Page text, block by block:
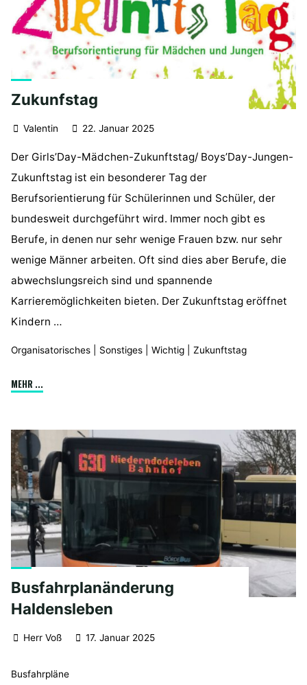
Zukunfstag
Valentin 22. Januar 2025
Der Girls’Day-Mädchen-Zukunftstag/ Boys’Day-Jungen-
Zukunftstag ist ein besonderer Tag der
Berufsorientierung für Schülerinnen und Schüler, der
bundesweit durchgeführt wird. Immer noch gibt es
Berufe, in denen nur sehr wenige Frauen bzw. nur sehr
wenige Männer arbeiten. Oft sind dies aber Berufe, die
abwechslungsreich sind und spannende
Karrieremöglichkeiten bieten. Der Zukunftstag eröffnet
Kindern …
Organisatorisches Sonstiges Wichtig Zukunftstag
MEHR ...
Busfahrplanänderung
Haldensleben
Herr Voß 17. Januar 2025
Busfahrpläne